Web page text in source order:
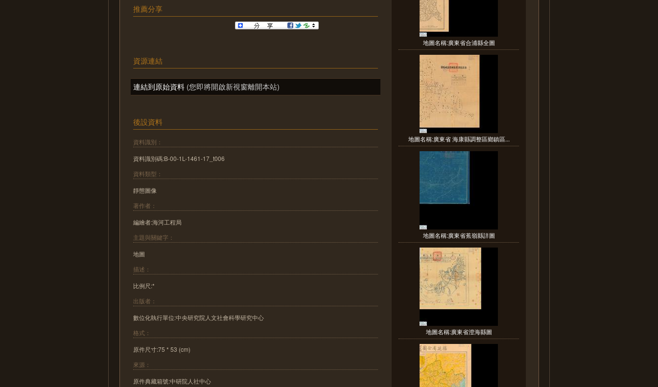
推薦分享
資源連結
連結到原始資料 (您即將開啟新視窗離開本站)
後設資料
資料識別：
資料識別碼:B-00-1L-1461-17_t006
資料類型：
靜態圖像
著作者：
編繪者:海河工程局
主題與關鍵字：
地圖
描述：
比例尺:*
出版者：
數位化執行單位:中央研究院人文社會科學研究中心
格式：
原件尺寸:75 * 53 (cm)
來源：
原件典藏箱號:中研院人社中心
地圖名稱:廣東省合浦縣全圖
地圖名稱:廣東省 海康縣調整區鄉鎮區...
地圖名稱:廣東省蕉嶺縣詳圖
地圖名稱:廣東省澄海縣圖